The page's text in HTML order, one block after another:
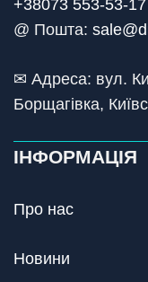
+38073 553-53-17
@ Пошта:
✉ Адреса: вул.
Борщагівка,
ІНФОРМАЦІЯ
Про нас
Новини